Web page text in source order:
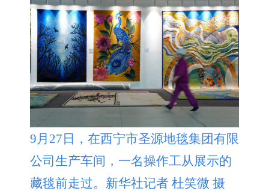
9月27日，在西宁市圣源地毯集团有限
公司生产车间，一名操作工从展示的
藏毯前走过。新华社记者 杜笑微 摄